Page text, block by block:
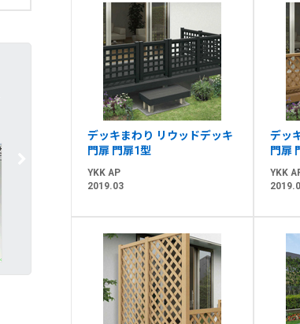
デッキまわり リウッドデッキ
門扉 門扉1型
YKK AP
2019.03
デッ
門扉
YKK